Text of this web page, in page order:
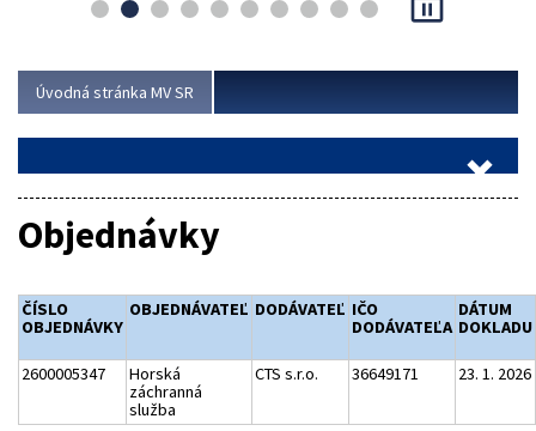
fakturácia preto nepredstavuje...
pause_presentation
Úvodná stránka MV SR
Objednávky
ČÍSLO
OBJEDNÁVKY
OBJEDNÁVATEĽ DODÁVATEĽ IČO
DODÁVATEĽA
DÁTUM
DOKLADU
2600005347
Horská
záchranná
služba
CTS s.r.o. 36649171 23. 1. 2026